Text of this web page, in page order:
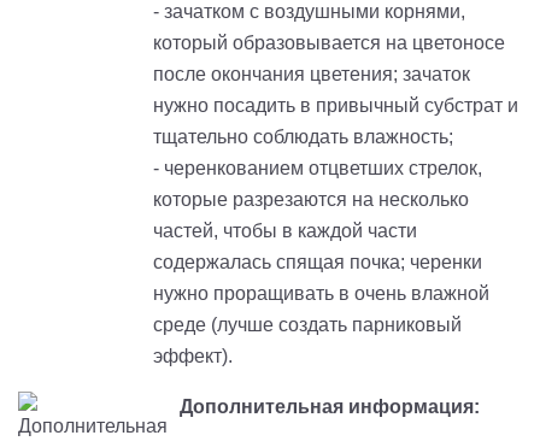
- зачатком с воздушными корнями,
который образовывается на цветоносе
после окончания цветения; зачаток
нужно посадить в привычный субстрат и
тщательно соблюдать влажность;
- черенкованием отцветших стрелок,
которые разрезаются на несколько
частей, чтобы в каждой части
содержалась спящая почка; черенки
нужно проращивать в очень влажной
среде (лучше создать парниковый
эффект).
Дополнительная информация: